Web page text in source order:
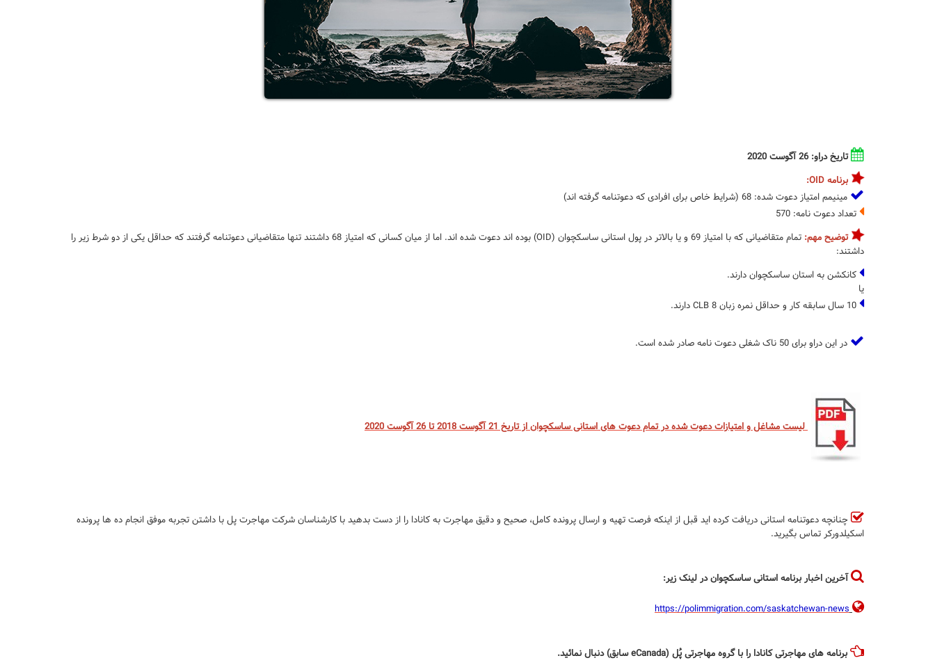
تاریخ دراو: 26 آگوست 2020
برنامه OID:
مینیمم امتیاز دعوت شده: 68 (شرایط خاص برای افرادی که دعوتنامه گرفته اند)
تعداد دعوت نامه: 570
توضیح مهم:
تمام متقاضیانی که با امتیاز 69 و یا بالاتر در پول استانی ساسکچوان (OID) بوده اند دعوت شده اند. اما از میان کسانی که امتیاز 68 داشتند تنها متقاضیانی دعوتنامه گرفتند که حداقل یکی از دو شرط زیر را
داشتند:
کانکشن به استان ساسکچوان دارند.
یا
در این دراو برای 50 ناک شغلی دعوت نامه صادر شده است.
لیست مشاغل و امتیازات دعوت شده در تمام دعوت های استانی ساسکچوان از تاریخ 21 آگوست 2018 تا 26 آگوست 2020
چنانچه دعوتنامه استانی دریافت کرده اید قبل از اینکه فرصت تهیه و ارسال پرونده کامل، صحیح و دقیق مهاجرت به کانادا را از دست بدهید با کارشناسان شرکت مهاجرت پل با داشتن تجربه موفق انجام ده ها پرونده
اسکیلدورکر تماس بگیرید.
آخرین اخبار برنامه استانی ساسکچوان در لینک زیر:
https://polimmigration.com/saskatchewan-news
برنامه های مهاجرتی کانادا را با گروه مهاجرتی پُل (eCanada سابق) دنبال نمائید.